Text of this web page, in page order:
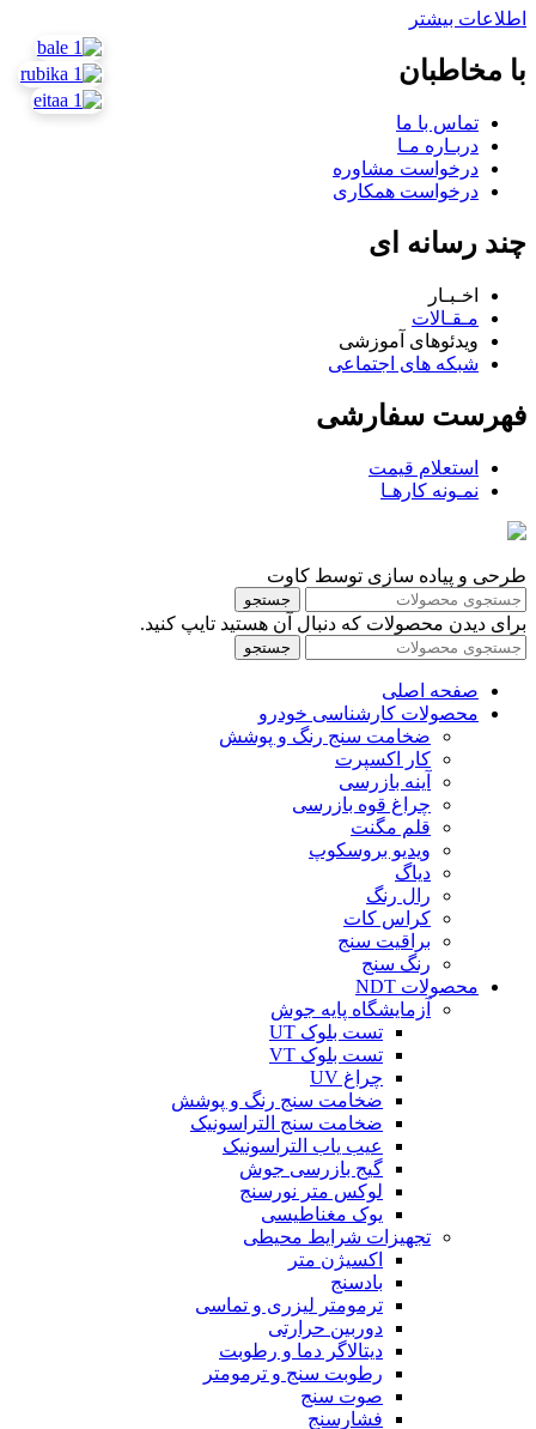
اطلاعات بیشتر
با مخاطبان
تماس با ما
دربـاره مـا
درخواست مشاوره
درخواست همکاری
چند رسانه ای
اخـبـار
مـقـالات
ویدئوهای آموزشی
شبکه های اجتماعی
فهرست سفارشی
استعلام قیمت
نمـونه کارهـا
طرحی و پیاده سازی توسط کاوت
جستجو
برای دیدن محصولات که دنبال آن هستید تایپ کنید.
جستجو
صفحه اصلی
محصولات کارشناسی خودرو
ضخامت سنج رنگ و پوشش
کار اکسپرت
آینه بازرسی
چراغ قوه بازرسی
قلم مگنت
ویدیو بروسکوپ
دیاگ
رال رنگ
کراس کات
براقیت سنج
رنگ سنج
محصولات NDT
آزمایشگاه پایه جوش
تست بلوک UT
تست بلوک VT
چراغ UV
ضخامت سنج رنگ و پوشش
ضخامت سنج التراسونیک
عیب یاب التراسونیک
گیج بازرسی جوش
لوکس متر نورسنج
یوک مغناطیسی
تجهیزات شرایط محیطی
اکسیژن متر
بادسنج
ترمومتر لیزری و تماسی
دوربین حرارتی
دیتالاگر دما و رطوبت
رطوبت سنج و ترمومتر
صوت سنج
فشارسنج